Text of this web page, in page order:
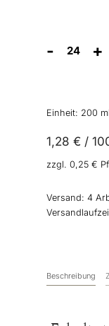
- +
Einheit: 200 ml
1,28 € /
zzgl. 0,25 €
Versand: 4
Beschreibung